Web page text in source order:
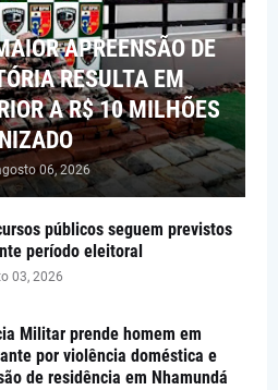
APREENSÃO DE
RESULTA EM
A R$ 10 MILHÕES
06, 2026
públicos seguem previstos
período eleitoral
03, 2026
Militar prende homem em
por violência doméstica e
de residência em Nhamundá